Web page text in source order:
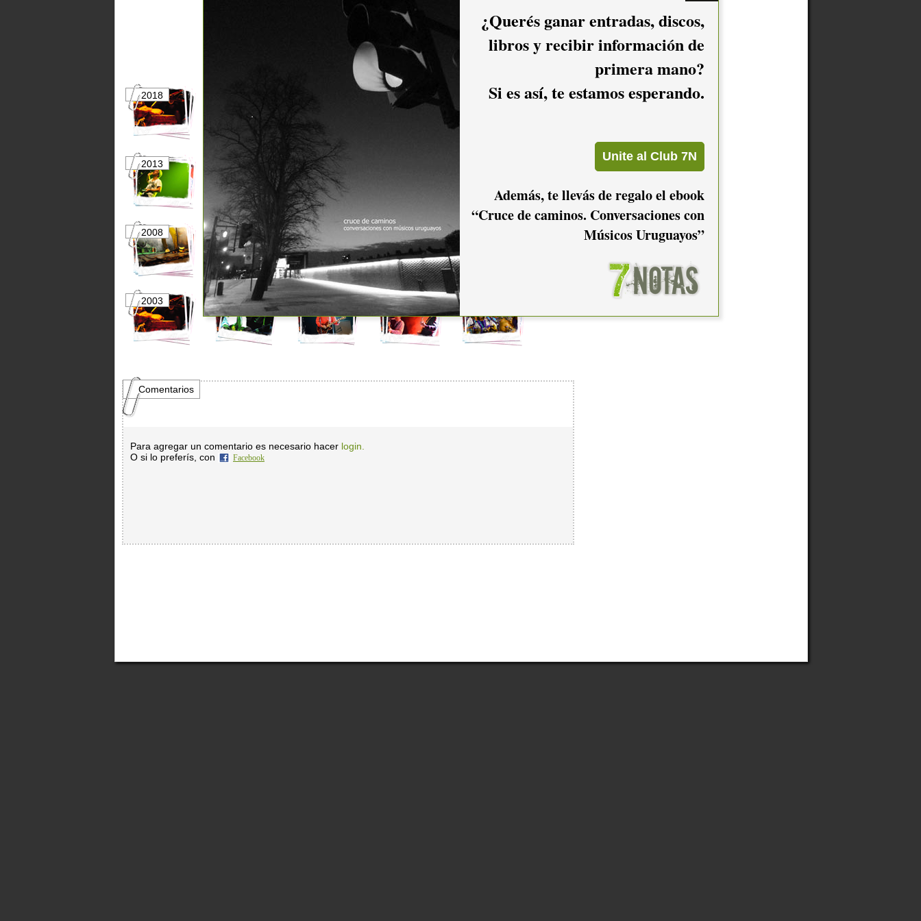
2018 2015 2014
2013 2012 2011
2008 2007 2006 2005
2003 2002 2001 2000
Comentarios
Para agregar un comentario es necesario hacer login.
O si lo preferís, con
Facebook
¿Querés ganar entradas, discos,
libros y recibir información de
primera mano?
Si es así, te estamos esperando.
Además, te llevás de regalo el ebook
“Cruce de caminos. Conversaciones con
Músicos Uruguayos”